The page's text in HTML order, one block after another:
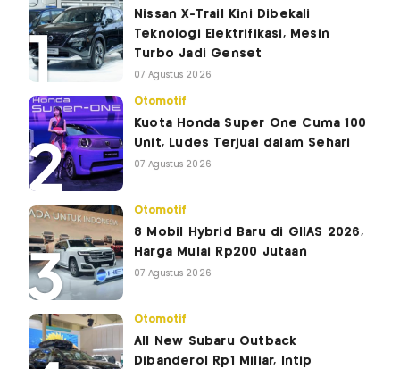
Nissan X-Trail Kini Dibekali
Teknologi Elektrifikasi, Mesin
Turbo Jadi Genset
07 Agustus 2026
Otomotif
Kuota Honda Super One Cuma 100
Unit, Ludes Terjual dalam Sehari
07 Agustus 2026
Otomotif
8 Mobil Hybrid Baru di GIIAS 2026,
Harga Mulai Rp200 Jutaan
07 Agustus 2026
Otomotif
All New Subaru Outback
Dibanderol Rp1 Miliar, Intip